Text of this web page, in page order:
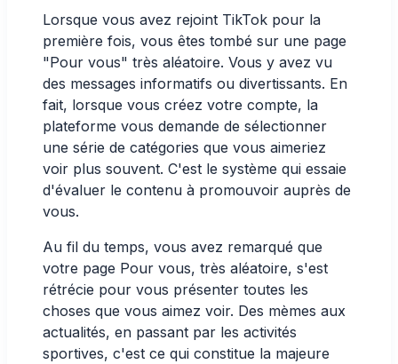
Lorsque vous avez rejoint TikTok pour la
première fois, vous êtes tombé sur une page
"Pour vous" très aléatoire. Vous y avez vu
des messages informatifs ou divertissants. En
fait, lorsque vous créez votre compte, la
plateforme vous demande de sélectionner
une série de catégories que vous aimeriez
voir plus souvent. C'est le système qui essaie
d'évaluer le contenu à promouvoir auprès de
vous.
Au fil du temps, vous avez remarqué que
votre page Pour vous, très aléatoire, s'est
rétrécie pour vous présenter toutes les
choses que vous aimez voir. Des mèmes aux
actualités, en passant par les activités
sportives, c'est ce qui constitue la majeure